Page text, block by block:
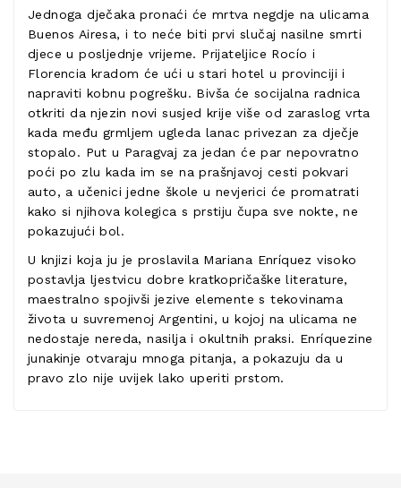
Jednoga dječaka pronaći će mrtva negdje na ulicama
Buenos Airesa, i to neće biti prvi slučaj nasilne smrti
djece u posljednje vrijeme. Prijateljice Rocío i
Florencia kradom će ući u stari hotel u provinciji i
napraviti kobnu pogrešku. Bivša će socijalna radnica
otkriti da njezin novi susjed krije više od zaraslog vrta
kada među grmljem ugleda lanac privezan za dječje
stopalo. Put u Paragvaj za jedan će par nepovratno
poći po zlu kada im se na prašnjavoj cesti pokvari
auto, a učenici jedne škole u nevjerici će promatrati
kako si njihova kolegica s prstiju čupa sve nokte, ne
pokazujući bol.
U knjizi koja ju je proslavila Mariana Enríquez visoko
postavlja ljestvicu dobre kratkopričaške literature,
maestralno spojivši jezive elemente s tekovinama
života u suvremenoj Argentini, u kojoj na ulicama ne
nedostaje nereda, nasilja i okultnih praksi. Enríquezine
junakinje otvaraju mnoga pitanja, a pokazuju da u
pravo zlo nije uvijek lako uperiti prstom.